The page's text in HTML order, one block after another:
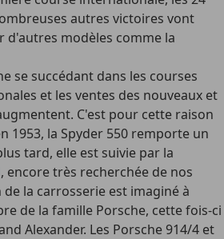
autres victoires vont
d'autres modèles comme la
se succédant dans les courses
et les ventes des nouveaux et
C'est pour cette raison
1953, la Spyder 550 remporte un
tard, elle est suivie par la
, encore très recherchée de nos
la carrosserie est imaginé à
de la famille Porsche, cette fois-ci
Alexander. Les Porsche 914/4 et